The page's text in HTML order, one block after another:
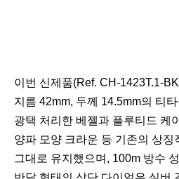
이번 신제품(Ref. CH-1423T.1-
지름 42mm, 두께 14.5mm의 티
광택 처리한 베젤과 플루티드 케
양파 모양 크라운 등 기존의 상징
그대로 유지했으며, 100m 방수